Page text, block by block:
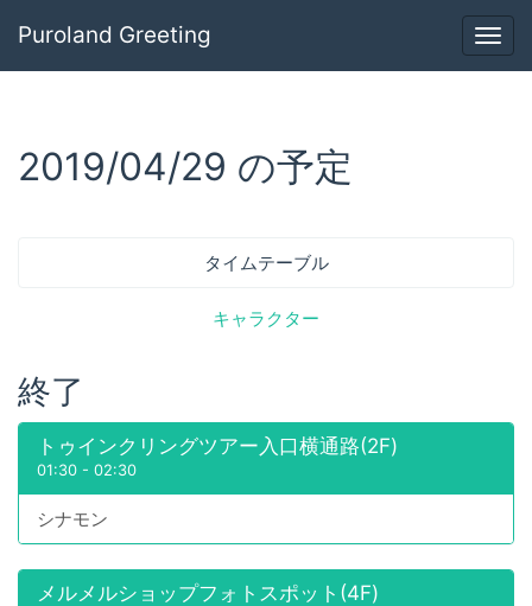
Puroland Greeting
2019/04/29 の予定
タイムテーブル
キャラクター
終了
トゥインクリングツアー入口横通路(2F)
01:30 - 02:30
シナモン
メルメルショップフォトスポット(4F)